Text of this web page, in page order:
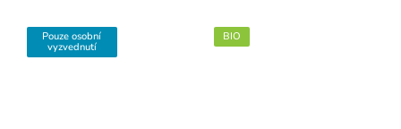
Pouze osobní
vyzvednutí
BIO